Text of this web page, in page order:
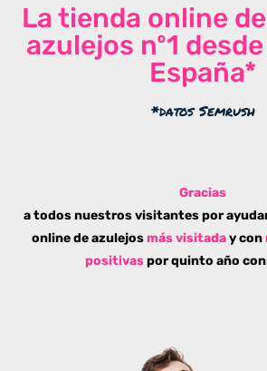
La tienda online
azulejos nº1
España*
*datos Semrush
Gracias
a todos nuestros visitantes por
online de azulejos más visitaday con
positivaspor quinto año